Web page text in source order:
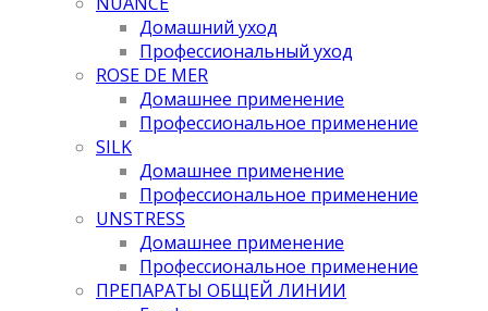
Домашний уход
Профессиональный уход
ROSE DE MER
Домашнее применение
Профессиональное применение
SILK
Домашнее применение
Профессиональное применение
UNSTRESS
Домашнее применение
Профессиональное применение
ПРЕПАРАТЫ ОБЩЕЙ ЛИНИИ